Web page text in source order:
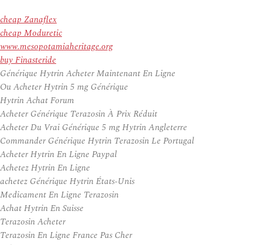
cheap Zanaflex
cheap Moduretic
www.mesopotamiaheritage.org
buy Finasteride
Générique Hytrin Acheter Maintenant En Ligne
Ou Acheter Hytrin 5 mg Générique
Hytrin Achat Forum
Acheter Générique Terazosin À Prix Réduit
Acheter Du Vrai Générique 5 mg Hytrin Angleterre
Commander Générique Hytrin Terazosin Le Portugal
Acheter Hytrin En Ligne Paypal
Achetez Hytrin En Ligne
achetez Générique Hytrin États-Unis
Medicament En Ligne Terazosin
Achat Hytrin En Suisse
Terazosin Acheter
Terazosin En Ligne France Pas Cher